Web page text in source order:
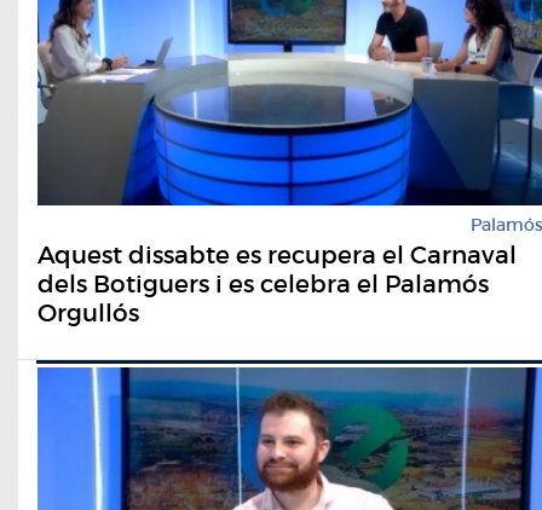
Palamós
Aquest dissabte es recupera el Carnaval
dels Botiguers i es celebra el Palamós
Orgullós